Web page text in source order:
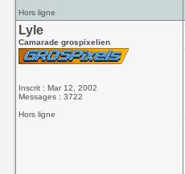
Hors ligne
Lyle
Camarade grospixelien
Inscrit : Mar 12, 2002
Messages : 3722
Hors ligne